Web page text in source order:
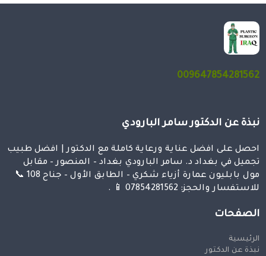
009647854281562
نبذة عن الدكتور سامر البارودي
احصل على افضل عناية ورعاية كاملة مع الدكتور | افضل طبيب
تجميل في بغداد د. سامر البارودي بغداد – المنصور – مقابل
مول بابليون عمارة أزياء شكري – الطابق الأول – جناح 108 📞
للاستفسار والحجز: 07854281562 📱 .
الصفحات
الرئيسية
نبذة عن الدكتور